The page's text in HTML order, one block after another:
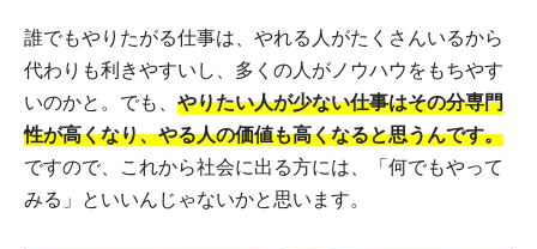
誰でもやりたがる仕事は、やれる人がたくさんいるから
代わりも利きやすいし、多くの人がノウハウをもちやす
いのかと。でも、 やりたい人が少ない仕事はその分専門
性が高くなり、やる人の価値も高くなると思うんです。
ですので、これから社会に出る方には、「何でもやって
みる」といいんじゃないかと思います。